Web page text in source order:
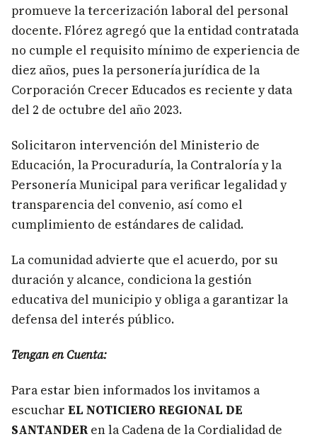
promueve la tercerización laboral del personal
docente. Flórez agregó que la entidad contratada
no cumple el requisito mínimo de experiencia de
diez años, pues la personería jurídica de la
Corporación Crecer Educados es reciente y data
del 2 de octubre del año 2023.
Solicitaron intervención del Ministerio de
Educación, la Procuraduría, la Contraloría y la
Personería Municipal para verificar legalidad y
transparencia del convenio, así como el
cumplimiento de estándares de calidad.
La comunidad advierte que el acuerdo, por su
duración y alcance, condiciona la gestión
educativa del municipio y obliga a garantizar la
defensa del interés público.
Tengan en Cuenta:
Para estar bien informados los invitamos a
escuchar EL NOTICIERO REGIONAL DE
SANTANDERen la Cadena de la Cordialidad de